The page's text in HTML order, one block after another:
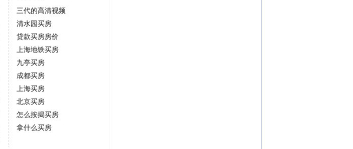
三代的高清视频
清水园买房
贷款买房房价
上海地铁买房
九亭买房
成都买房
上海买房
北京买房
怎么按揭买房
拿什么买房